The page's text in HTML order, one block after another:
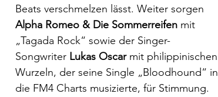
Beats verschmelzen lässt. Weiter sorgen
Alpha Romeo & Die Sommerreifen mit
„Tagada Rock“ sowie der Singer-
Songwriter Lukas Oscar mit philippinischen
Wurzeln, der seine Single „Bloodhound“ in
die FM4 Charts musizierte, für Stimmung.